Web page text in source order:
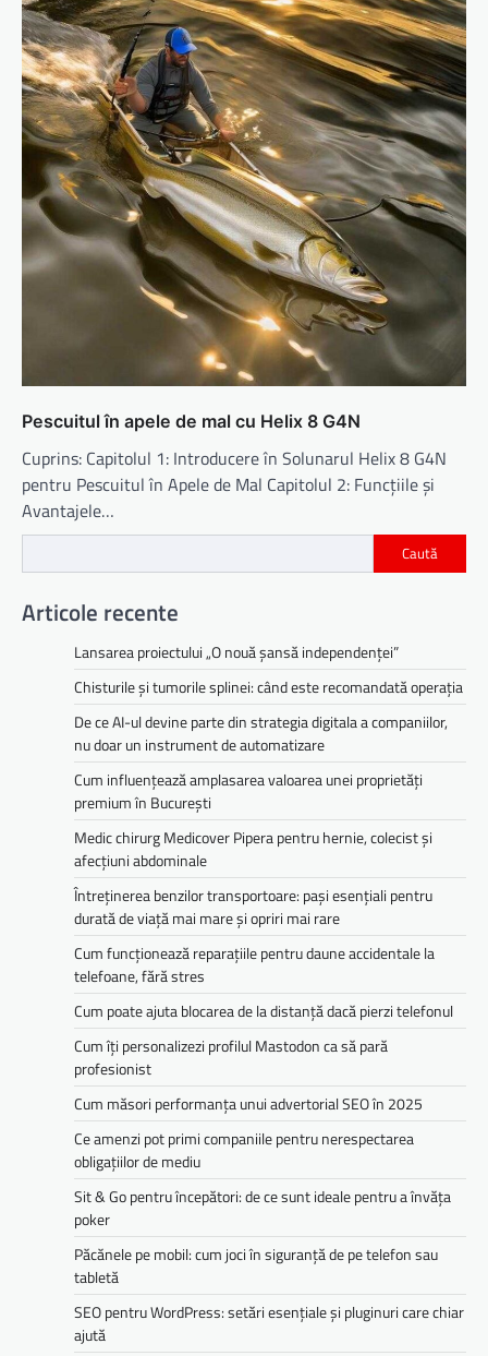
Pescuitul în apele de mal cu Helix 8 G4N
Cuprins: Capitolul 1: Introducere în Solunarul Helix 8 G4N
pentru Pescuitul în Apele de Mal Capitolul 2: Funcțiile și
Avantajele…
Caută
Articole recente
Lansarea proiectului „O nouă șansă independenței”
Chisturile și tumorile splinei: când este recomandată operația
De ce AI-ul devine parte din strategia digitala a companiilor,
nu doar un instrument de automatizare
Cum influențează amplasarea valoarea unei proprietăți
premium în București
Medic chirurg Medicover Pipera pentru hernie, colecist și
afecțiuni abdominale
Întreținerea benzilor transportoare: pași esențiali pentru
durată de viață mai mare și opriri mai rare
Cum funcționează reparațiile pentru daune accidentale la
telefoane, fără stres
Cum poate ajuta blocarea de la distanță dacă pierzi telefonul
Cum îți personalizezi profilul Mastodon ca să pară
profesionist
Cum măsori performanța unui advertorial SEO în 2025
Ce amenzi pot primi companiile pentru nerespectarea
obligațiilor de mediu­­
Sit & Go pentru începători: de ce sunt ideale pentru a învăța
poker
Păcănele pe mobil: cum joci în siguranță de pe telefon sau
tabletă
SEO pentru WordPress: setări esențiale și pluginuri care chiar
ajută